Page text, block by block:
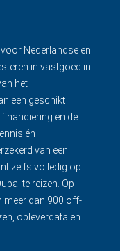
Nederlandse en
in vastgoed in
het
een geschikt
en de
én
van een
zelfs volledig op
te reizen. Op
meer dan 900 off-
opleverdata en